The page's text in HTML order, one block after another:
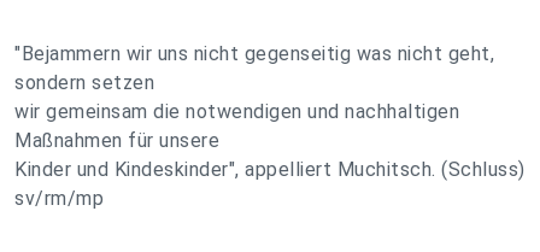
"Bejammern wir uns nicht gegenseitig was nicht geht,
sondern setzen
wir gemeinsam die notwendigen und nachhaltigen
Maßnahmen für unsere
Kinder und Kindeskinder", appelliert Muchitsch. (Schluss)
sv/rm/mp